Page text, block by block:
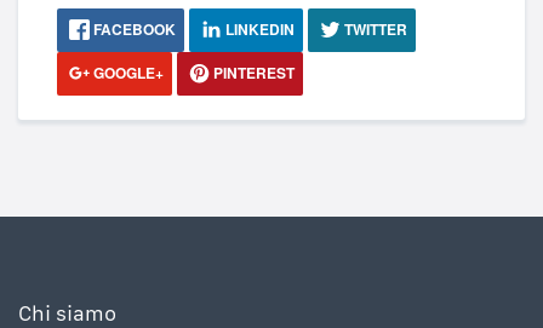
FACEBOOK LINKEDIN
TWITTER
GOOGLE+
PINTEREST
Chi siamo